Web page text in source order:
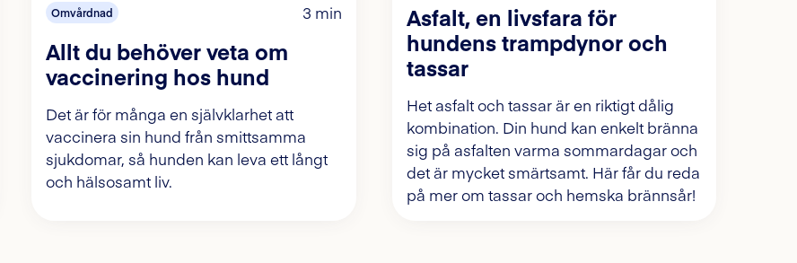
Omvårdnad 3 min
Allt du behöver veta om
vaccinering hos hund
Det är för många en självklarhet att
vaccinera sin hund från smittsamma
sjukdomar, så hunden kan leva ett långt
och hälsosamt liv.
Asfalt, en livsfara för
hundens trampdynor och
tassar
Het asfalt och tassar är en riktigt dålig
kombination. Din hund kan enkelt bränna
sig på asfalten varma sommardagar och
det är mycket smärtsamt. Här får du reda
på mer om tassar och hemska brännsår!